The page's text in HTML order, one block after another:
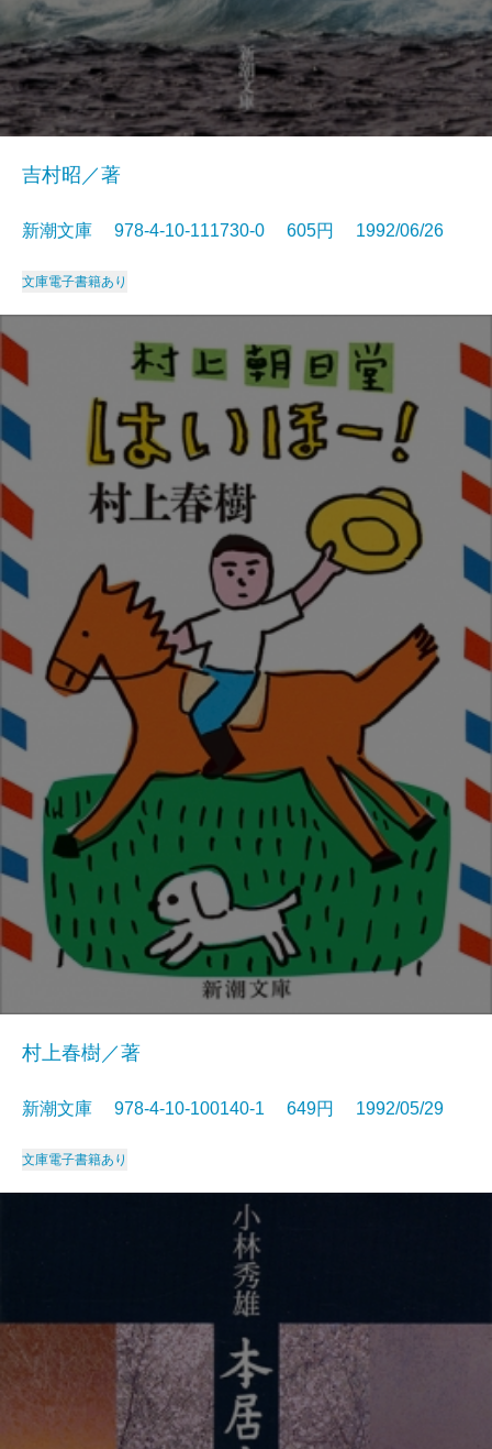
吉村昭／著
新潮文庫 978-4-10-111730-0 605円 1992/06/26
文庫電子書籍あり
村上春樹／著
新潮文庫 978-4-10-100140-1 649円 1992/05/29
文庫電子書籍あり